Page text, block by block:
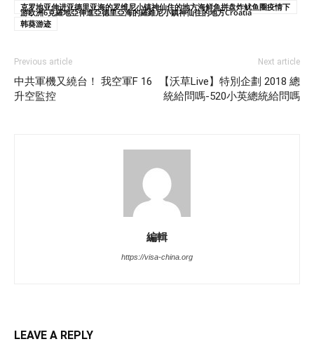
克罗地亚伸进亚德里亚海的罗维尼小镇神仙住的地方海鲜鱼拼盘炸鱿鱼圈疫情下
游欧洲6克羅地亞伸進亞德里亞海的羅維尼小鎮神仙住的地方Croatia
韩葵游迹
Previous article
中共軍機又繞台！ 我空軍F 16
升空監控
Next article
【沃草Live】特別企劃 2018 總
統給問嗎-520小英總統給問嗎
編輯
https://visa-china.org
LEAVE A REPLY